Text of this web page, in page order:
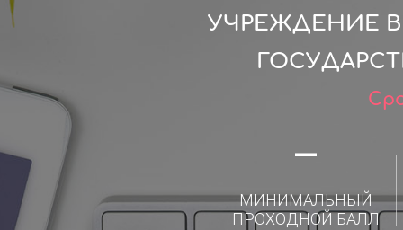
УЧРЕЖДЕНИЕ
—
МИНИМАЛЬНЫЙ
ПРОХОДНОЙ БАЛЛ